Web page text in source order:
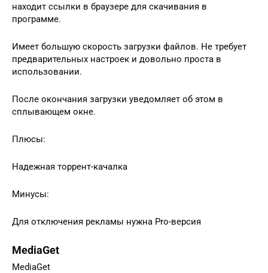
находит ссылки в браузере для скачивания в
программе.
Имеет большую скорость загрузки файлов. Не требует
предварительных настроек и довольно проста в
использовании.
После окончания загрузки уведомляет об этом в
сплывающем окне.
Плюсы:
Надежная торрент-качалка
Минусы:
Для отключения рекламы нужна Pro-версия
MediaGet
MediaGet